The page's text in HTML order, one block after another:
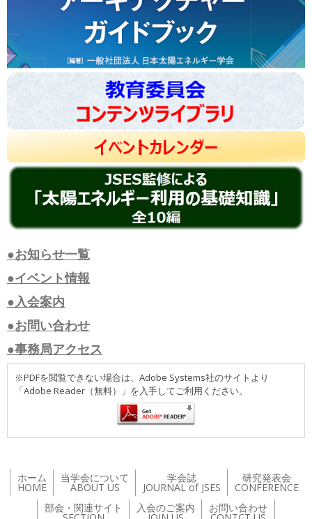
●お知らせ一覧
●イベント情報
●入会案内
●お問い合わせ
●事務局アクセス
※PDFを閲覧できない場合は、Adobe Systems社のサイトより
「Adobe Reader（無料）」を入手してご利用ください。
ホーム
HOME
当学会について
ABOUT US
学会誌
JOURNAL of JSES
研究発表会
CONFERENCE
部会・関連サイト
入会のご案内 お問い合わせ